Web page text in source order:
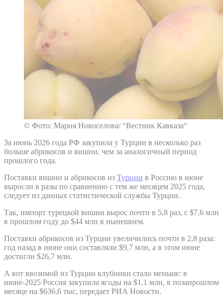
© Фото: Мария Новоселова/ “Вестник Кавказа“
За июнь 2026 года РФ закупила у Турции в несколько раз
больше абрикосов и вишни, чем за аналогичный период
прошлого года.
Поставки вишни и абрикосов из Турции в Россию в июне
выросли в разы по сравнению с тем же месяцем 2025 года,
следует из данных статистической службы Турции.
Так, импорт турецкой вишни вырос почти в 5,8 раз, с $7,6 млн
в прошлом году до $44 млн в нынешнем.
Поставки абрикосов из Турции увеличились почти в 2,8 раза:
год назад в июне они составляли $9,7 млн, а в этом июне
достигли $26,7 млн.
А вот ввозимой из Турции клубники стало меньше: в
июне-2025 Россия закупила ягоды на $1,1 млн, в позапрошлом
месяце на $636,6 тыс, передает РИА Новости.